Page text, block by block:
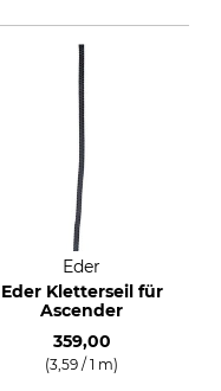
Eder
Eder Kletterseil für
Ascender
359,00
(3,59 / 1 m)